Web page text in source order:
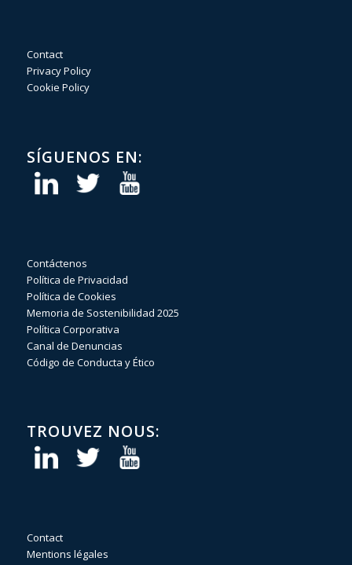
Contact
Privacy Policy
Cookie Policy
SÍGUENOS EN:
Contáctenos
Política de Privacidad
Política de Cookies
Memoria de Sostenibilidad 2025
Política Corporativa
Canal de Denuncias
Código de Conducta y Ético
TROUVEZ NOUS:
Contact
Mentions légales